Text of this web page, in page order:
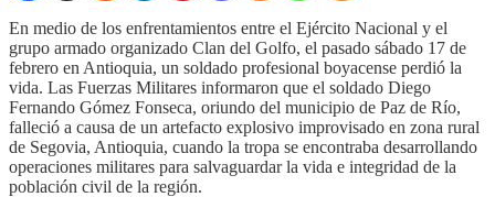
En medio de los enfrentamientos entre el Ejército Nacional y el
grupo armado organizado Clan del Golfo, el pasado sábado 17 de
febrero en Antioquia, un soldado profesional boyacense perdió la
vida. Las Fuerzas Militares informaron que el soldado Diego
Fernando Gómez Fonseca, oriundo del municipio de Paz de Río,
falleció a causa de un artefacto explosivo improvisado en zona rural
de Segovia, Antioquia, cuando la tropa se encontraba desarrollando
operaciones militares para salvaguardar la vida e integridad de la
población civil de la región.